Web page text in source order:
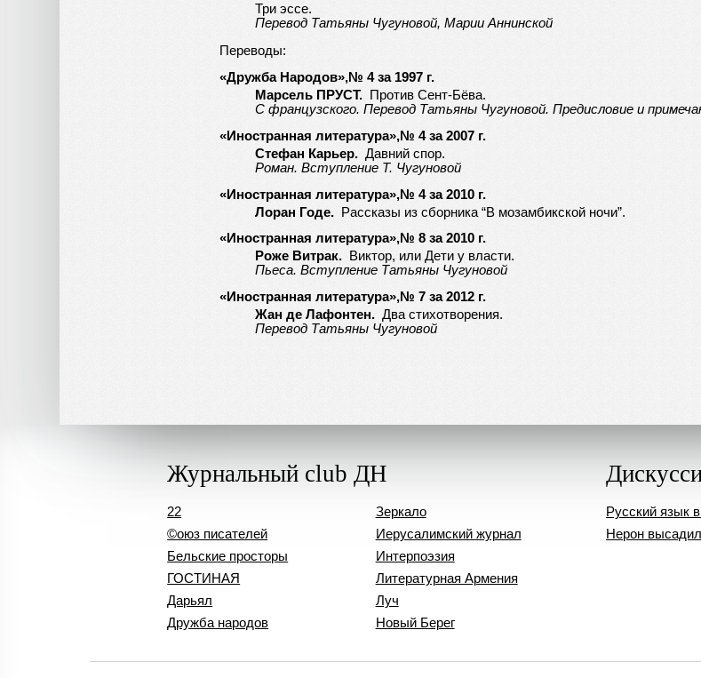
Три эссе.
Перевод Татьяны Чугуновой, Марии Аннинской
Переводы:
«Дружба Народов»,№ 4 за 1997 г.
Марсель ПРУСТ.
Против Сент-Бёва.
С французского. Перевод Татьяны Чугуновой. Предисловие и
«Иностранная литература»,№ 4 за 2007 г.
Стефан Карьер.Давний спор.
Роман. Вступление Т. Чугуновой
«Иностранная литература»,№ 4 за 2010 г.
Лоран Годе. Рассказы из сборника “В мозамбикской ночи”.
«Иностранная литература»,№ 8 за 2010 г.
Роже Витрак.
Виктор, или Дети у власти.
Пьеса. Вступление Татьяны Чугуновой
«Иностранная литература»,№ 7 за 2012 г.
Жан де Лафонтен.Два стихотворения.
Перевод Татьяны Чугуновой
Журнальный club ДН
22
©оюз писателей
Бельские просторы
ГОСТИНАЯ
Дарьял
Дружба народов
Зеркало
Иерусалимский журнал
Интерпоэзия
Литературная Армения
Луч
Новый Берег
Русский язык
Нерон